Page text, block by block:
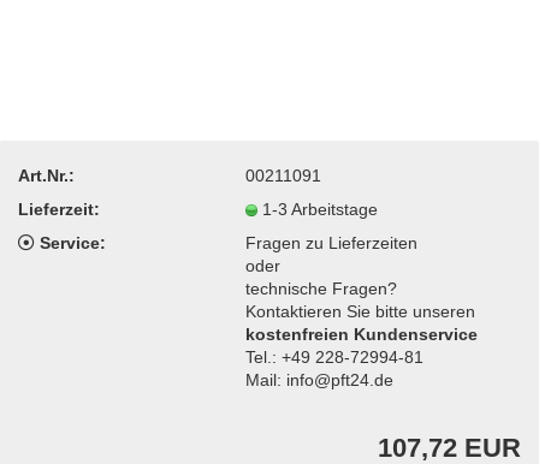
Art.Nr.:
00211091
Lieferzeit:
1-3 Arbeitstage
Service:
Fragen zu Lieferzeiten
oder
technische Fragen?
Kontaktieren Sie bitte unseren
kostenfreien Kundenservice
Tel.: +49 228-72994-81
Mail: info@pft24.de
107,72 EUR